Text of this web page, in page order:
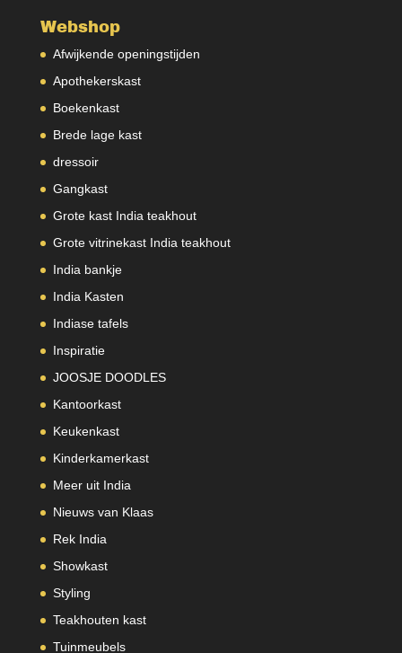
Webshop
Afwijkende openingstijden
Apothekerskast
Boekenkast
Brede lage kast
dressoir
Gangkast
Grote kast India teakhout
Grote vitrinekast India teakhout
India bankje
India Kasten
Indiase tafels
Inspiratie
JOOSJE DOODLES
Kantoorkast
Keukenkast
Kinderkamerkast
Meer uit India
Nieuws van Klaas
Rek India
Showkast
Styling
Teakhouten kast
Tuinmeubels